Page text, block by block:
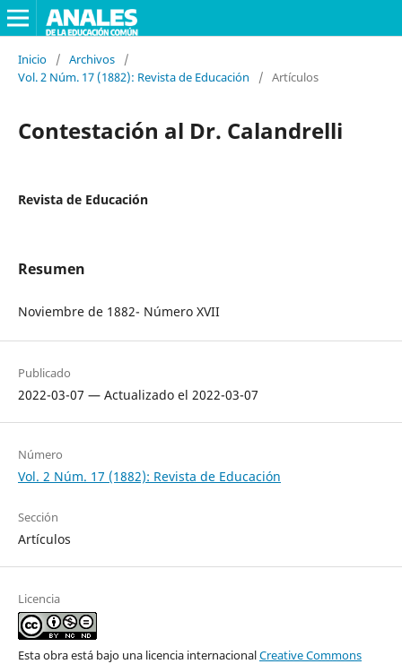
Inicio / Archivos
/
Vol. 2 Núm. 17 (1882): Revista de Educación
/ Artículos
Contestación al Dr. Calandrelli
Revista de Educación
Resumen
Noviembre de 1882- Número XVII
Publicado
2022-03-07 — Actualizado el 2022-03-07
Número
Vol. 2 Núm. 17 (1882): Revista de Educación
Sección
Artículos
Licencia
Esta obra está bajo una licencia internacionalCreative Commons